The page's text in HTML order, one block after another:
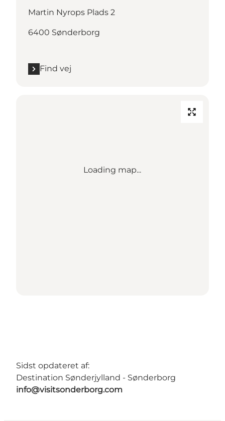
Martin Nyrops Plads 2
6400 Sønderborg
Find vej
Loading map...
Sidst opdateret af:
Destination Sønderjylland - Sønderborg
info@visitsonderborg.com